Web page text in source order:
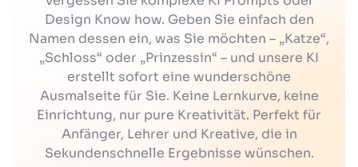
Design Know how. Geben Sie einfach den
Namen dessen ein, was Sie möchten – „Katze“,
„Schloss“ oder „Prinzessin“ – und unsere KI
erstellt sofort eine wunderschöne
Ausmalseite für Sie. Keine Lernkurve, keine
Einrichtung, nur pure Kreativität. Perfekt für
Anfänger, Lehrer und Kreative, die in
Sekundenschnelle Ergebnisse wünschen.